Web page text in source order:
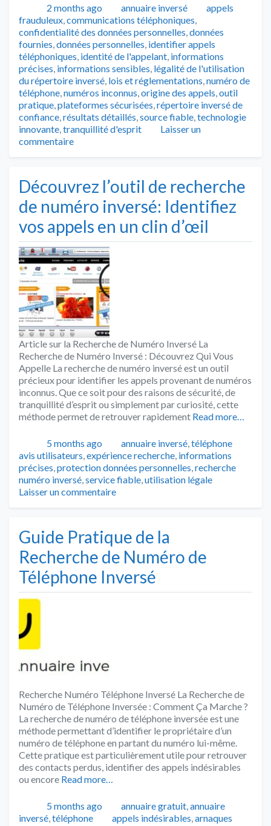
Publié2 months ago Catégories
annuaire inversé Tags
appels
frauduleux,communications téléphoniques,
confidentialité des données personnelles,données
fournies,données personnelles, identifier appels
téléphoniques, identité de l'appelant, informations
précises, informations sensibles, légalité de l'utilisation
du répertoire inversé, lois et réglementations,numéro de
téléphone,numéros inconnus,origine des appels,outil
pratique,plateformes sécurisées,répertoire inversé de
confiance,résultats détaillés,source fiable,technologie
innovante,tranquillité d'esprit
Laisser un
commentaire
Découvrez l’outil de recherche
de numéro inversé: Identifiez
vos appels en un clin d’œil
Article sur la Recherche de Numéro Inversé La
Recherche de Numéro Inversé : Découvrez Qui Vous
Appelle La recherche de numéro inversé est un outil
précieux pour identifier les appels provenant de numéros
inconnus. Que ce soit pour des raisons de sécurité, de
tranquillité d’esprit ou simplement par curiosité, cette
méthode permet de retrouver rapidement Read more…
Publié5 months ago Catégories
annuaire inversé,téléphone
avis utilisateurs,expérience recherche, informations
précises,protection données personnelles,recherche
numéro inversé,service fiable,utilisation légale
Laisser un commentaire
Guide Pratique de la
Recherche de Numéro de
Téléphone Inversé
Recherche Numéro Téléphone Inversé La Recherche de
Numéro de Téléphone Inversée : Comment Ça Marche ?
La recherche de numéro de téléphone inversée est une
méthode permettant d’identifier le propriétaire d’un
numéro de téléphone en partant du numéro lui-même.
Cette pratique est particulièrement utile pour retrouver
des contacts perdus, identifier des appels indésirables
ou encore Read more…
Publié5 months ago Catégories
annuaire gratuit,annuaire
inversé,téléphone Tags
appels indésirables,arnaques